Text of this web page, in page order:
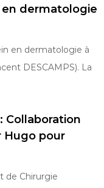
en dermatologie
en dermatologie à
DESCAMPS). La
Collaboration
Hugo pour
de Chirurgie